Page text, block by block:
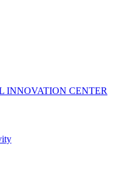
INNOVATION CENTER